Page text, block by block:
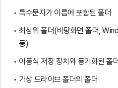
특수문자가 이름에 포함된 폴더
최상위 폴더(바탕화면 폴더,
등)
이동식 저장 장치와 동기화된 폴더
가상 드라이브 폴더의 폴더